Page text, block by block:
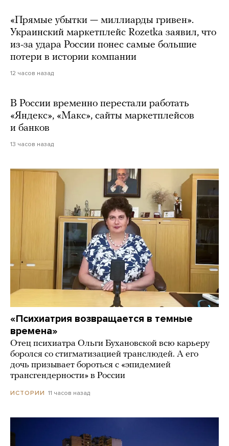
«Прямые убытки — миллиарды гривен».
Украинский маркетплейс Rozetka заявил, что
из-за удара России понес самые большие
потери в истории компании
12 часов назад
В России временно перестали работать
«Яндекс», «Макс», сайты маркетплейсов
и банков
13 часов назад
«Психиатрия возвращается в темные
времена»
Отец психиатра Ольги Бухановской всю карьеру
боролся со стигматизацией транслюдей. А его
дочь призывает бороться с «эпидемией
трансгендерности» в России
ИСТОРИИ 11 часов назад